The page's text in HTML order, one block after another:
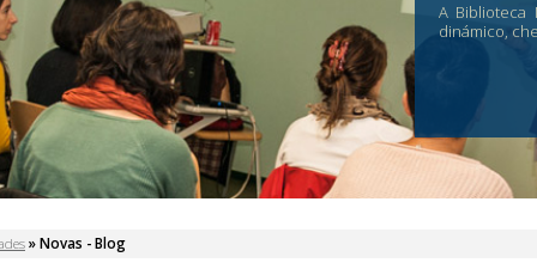
A
dinámico,
aquí
» Novas - Blog